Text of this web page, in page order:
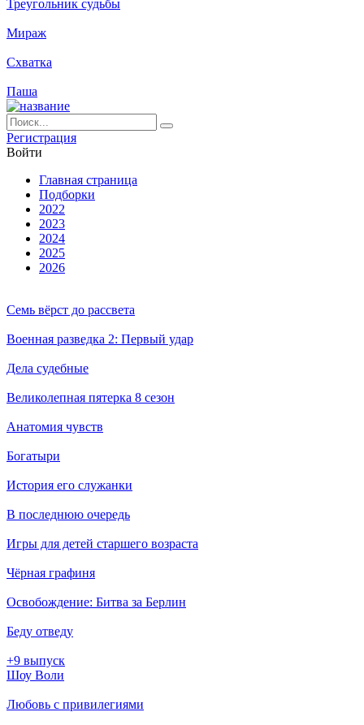
Треугольник судьбы
Мираж
Схватка
Паша
Ре­ги­ст­ра­ция
Вой­ти
Глав­ная стра­ни­ца
Подборки
2022
2023
2024
2025
2026
Семь вёрст до рассвета
Военная разведка 2: Первый удар
Дела судебные
Великолепная пятерка 8 сезон
Анатомия чувств
Богатыри
История его служанки
В последнюю очередь
Игры для детей старшего возраста
Чёрная графиня
Освобождение: Битва за Берлин
Беду отведу
+9 выпуск
Шоу Воли
Любовь с привилегиями